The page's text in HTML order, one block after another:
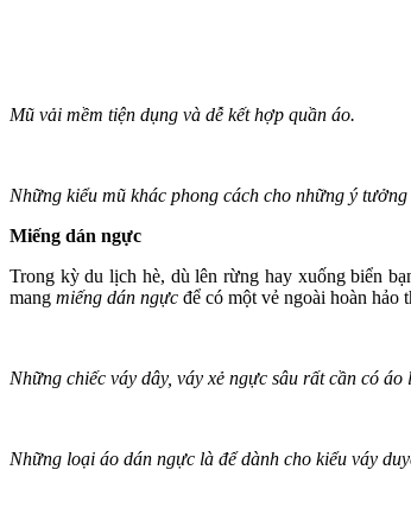
Mũ vải mềm tiện dụng và dễ kết hợp quần áo.
Những kiểu mũ khác phong cách cho những ý
Miếng dán ngực
Trong kỳ du lịch hè, dù lên rừng hay xuống biển
mang miếng dán ngực để có một vẻ ngoài hoàn hảo
Những chiếc váy dây, váy xẻ ngực sâu rất cần có áo
Những loại áo dán ngực là để dành cho kiểu váy